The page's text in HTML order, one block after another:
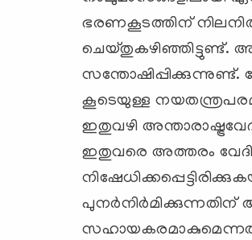
ഭരണകൂടത്തിന്
കൂടെയുള്ള
ഇതുവഴി
ഇതുവരെ അത്തരം